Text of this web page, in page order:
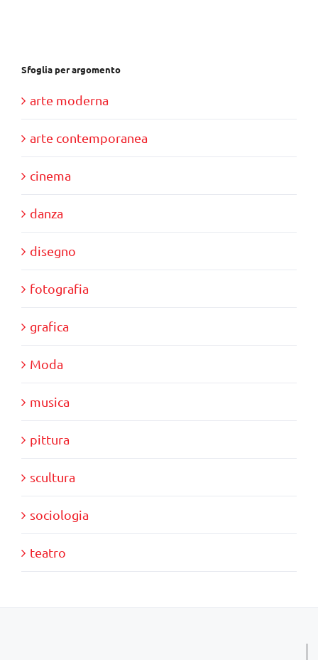
Sfoglia per argomento
arte moderna
arte contemporanea
cinema
danza
disegno
fotografia
grafica
Moda
musica
pittura
scultura
sociologia
teatro